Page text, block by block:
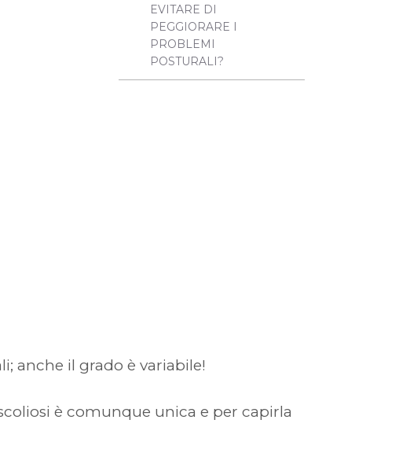
EVITARE DI
PEGGIORARE I
PROBLEMI
POSTURALI?
anche il grado è variabile!
è comunque unica e per capirla